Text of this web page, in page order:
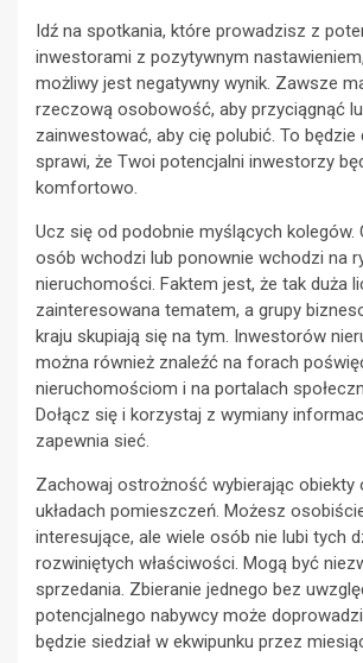
Idź na spotkania, które prowadzisz z
inwestorami z pozytywnym
możliwy jest negatywny wynik. Zawsze
rzeczową osobowość, aby przyciągnąć
zainwestować, aby cię polubić. To będzie
sprawi, że Twoi potencjalni inwestorzy
komfortowo.
Ucz się od podobnie myślących kolegów.
osób wchodzi lub ponownie wchodzi na
nieruchomości. Faktem jest, że tak duża
zainteresowana tematem, a grupy
kraju skupiają się na tym. Inwestorów
można również znaleźć na forach
nieruchomościom i na portalach
Dołącz się i korzystaj z wymiany
zapewnia sieć.
Zachowaj ostrożność wybierając obiekty
układach pomieszczeń. Możesz
interesujące, ale wiele osób nie lubi tych
rozwiniętych właściwości. Mogą być
sprzedania. Zbieranie jednego bez
potencjalnego nabywcy może
będzie siedział w ekwipunku przez